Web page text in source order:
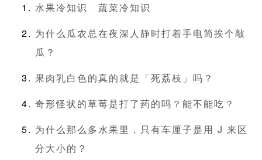
水果冷知识
蔬菜冷知识
为什么瓜农总在夜深人静时打着手电简挨个敲
瓜？
果肉乳白色的真的就是「死荔枝」吗？
奇形怪状的草莓是打了药的吗？能不能吃？
为什么那么多水果里，只有车厘子是用 J 来区
分大小的？